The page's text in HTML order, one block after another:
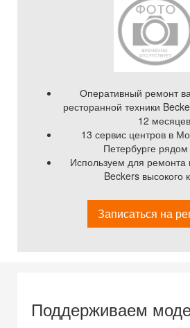
Оперативный ремонт
ресторанной техники
12
13 сервис центров в
Петербурге
Используем для
Beckers высокого
Записаться на
Поддерживаем